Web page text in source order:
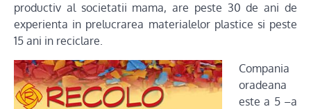
productiv al societatii mama, are peste 30 de ani de
experienta in prelucrarea materialelor plastice si peste
15 ani in reciclare.
Compania
oradeana
este a 5 –a